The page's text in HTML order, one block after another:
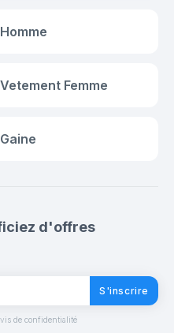
Femme
d'offres
S'inscrire
de confidentialité